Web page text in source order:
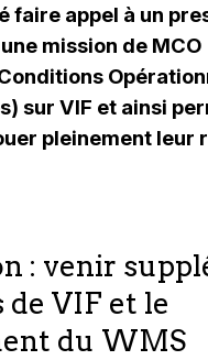
faire appel à un
mission de MCO
sur VIF et ainsi
pleinement leur
: venir
VIF et le
du WMS